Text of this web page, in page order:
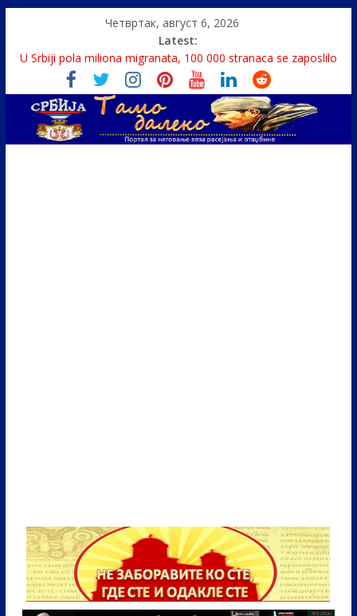
Четвртак, август 6, 2026
Latest:
U Srbiji pola miliona migranata, 100 000 stranaca se zaposlilo
Како је „Господар књига“ проглашен народним
непријатељем
Čije je pravo na istinu o Nikoli Tesli?
Srbin zaspao na Dunavu, reka ga odnela u Rumuniju
Politika i seks glavne teme srpskih medija